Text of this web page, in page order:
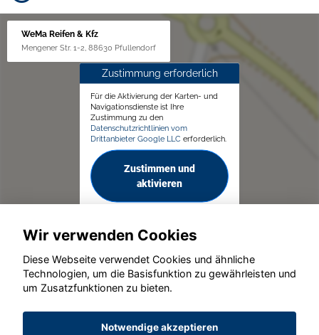
WeMa Reifen & Kfz
Mengener Str. 1-2, 88630 Pfullendorf
Zustimmung erforderlich
Für die Aktivierung der Karten- und
Navigationsdienste ist Ihre
Zustimmung zu den
Datenschutzrichtlinien vom
Drittanbieter Google LLC erforderlich.
Zustimmen und
aktivieren
© konjunkturmotor.de GmbH 2020 - 2026
Wir verwenden Cookies
Diese Webseite verwendet Cookies und ähnliche
Technologien, um die Basisfunktion zu gewährleisten und
um Zusatzfunktionen zu bieten.
Notwendige akzeptieren